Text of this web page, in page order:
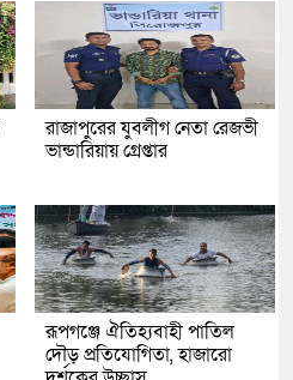
রাজাপুরের যুবলীগ নেতা রেজভী
ভান্ডারিয়ায় গ্রেপ্তার
রূপগঞ্জে ঐতিহ্যবাহী পাতিল
দৌড় প্রতিযোগিতা, হাজারো